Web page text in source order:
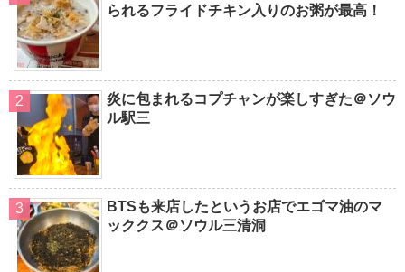
られるフライドチキン入りのお粥が最高！
炎に包まれるコプチャンが楽しすぎた＠ソウ
ル駅三
BTSも来店したというお店でエゴマ油のマ
ッククス＠ソウル三清洞